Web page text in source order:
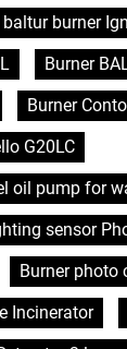
baltur burner
Burner
Burner
G20LC
oil pump for
sensor
Burner photo
Incinerator